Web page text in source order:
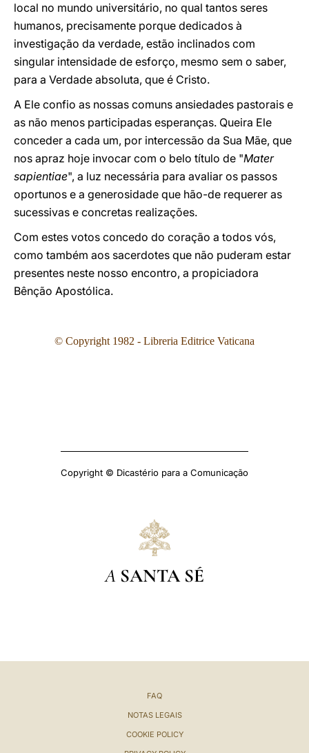
local no mundo universitário, no qual tantos seres
humanos, precisamente porque dedicados à
investigação da verdade, estão inclinados com
singular intensidade de esforço, mesmo sem o saber,
para a Verdade absoluta, que é Cristo.
A Ele confio as nossas comuns ansiedades pastorais e
as não menos participadas esperanças. Queira Ele
conceder a cada um, por intercessão da Sua Mãe, que
nos apraz hoje invocar com o belo título de "Mater
sapientiae", a luz necessária para avaliar os passos
oportunos e a generosidade que hão-de requerer as
sucessivas e concretas realizações.
Com estes votos concedo do coração a todos vós,
como também aos sacerdotes que não puderam estar
presentes neste nosso encontro, a propiciadora
Bênção Apostólica.
© Copyright 1982 - Libreria Editrice Vaticana
Copyright © Dicastério para a Comunicação
A SANTA SÉ
FAQ
NOTAS LEGAIS
COOKIE POLICY